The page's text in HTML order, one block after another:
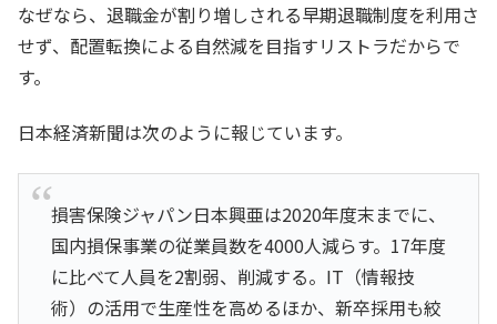
なぜなら、退職金が割り増しされる早期退職制度を利用さ
せず、配置転換による自然減を目指すリストラだからで
す。
日本経済新聞は次のように報じています。
損害保険ジャパン日本興亜は2020年度末までに、
国内損保事業の従業員数を4000人減らす。17年度
に比べて人員を2割弱、削減する。IT（情報技
術）の活用で生産性を高めるほか、新卒採用も絞